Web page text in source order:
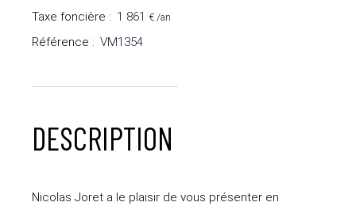
Taxe foncière : 1 861 € /an
Référence : VM1354
DESCRIPTION
Nicolas Joret a le plaisir de vous présenter en